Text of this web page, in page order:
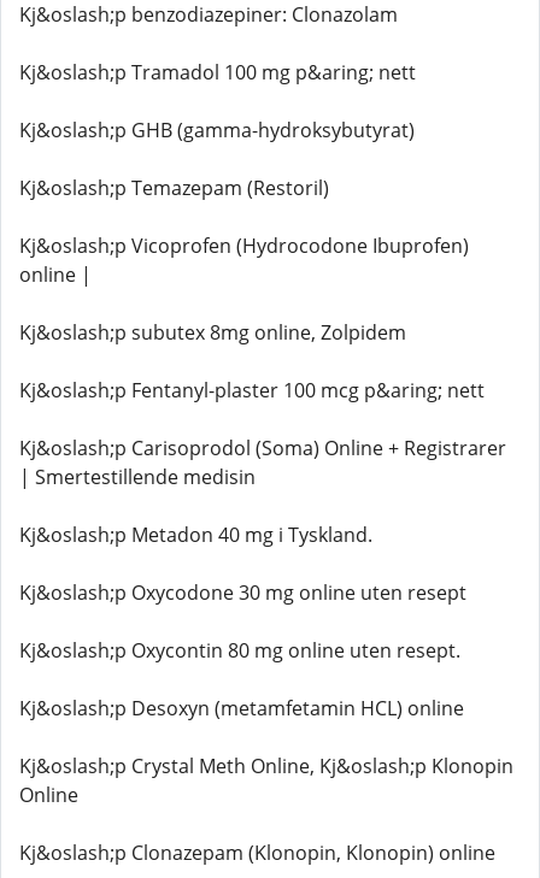
Kj&oslash;p benzodiazepiner: Clonazolam
Kj&oslash;p Tramadol 100 mg p&aring; nett
Kj&oslash;p GHB (gamma-hydroksybutyrat)
Kj&oslash;p Temazepam (Restoril)
Kj&oslash;p Vicoprofen (Hydrocodone Ibuprofen)
online |
Kj&oslash;p subutex 8mg online, Zolpidem
Kj&oslash;p Fentanyl-plaster 100 mcg p&aring; nett
Kj&oslash;p Carisoprodol (Soma) Online + Registrarer
| Smertestillende medisin
Kj&oslash;p Metadon 40 mg i Tyskland.
Kj&oslash;p Oxycodone 30 mg online uten resept
Kj&oslash;p Oxycontin 80 mg online uten resept.
Kj&oslash;p Desoxyn (metamfetamin HCL) online
Kj&oslash;p Crystal Meth Online, Kj&oslash;p Klonopin
Online
Kj&oslash;p Clonazepam (Klonopin, Klonopin) online